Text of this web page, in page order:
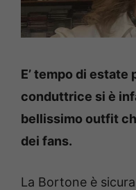
E’ tempo di estate
conduttrice si è
bellissimo outfit
dei fans.
La Bortone è